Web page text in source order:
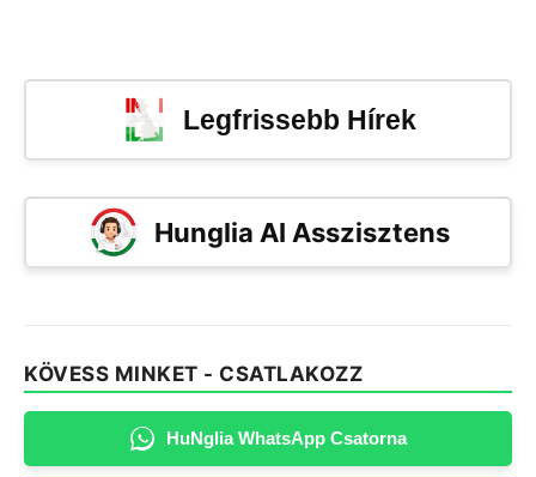
Legfrissebb Hírek
Hunglia AI Asszisztens
KÖVESS MINKET - CSATLAKOZZ
HuNglia WhatsApp Csatorna